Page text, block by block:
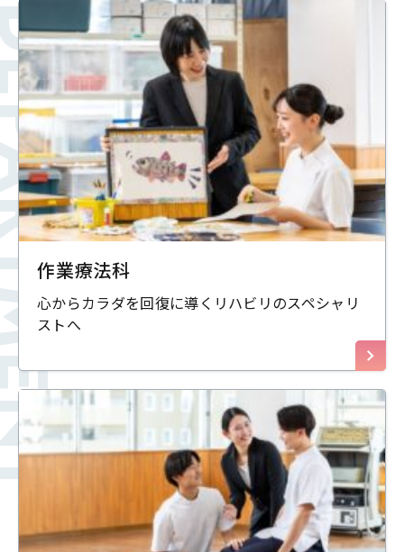
作業療法科
心からカラダを回復に導くリハビリのスペシャリ
ストへ